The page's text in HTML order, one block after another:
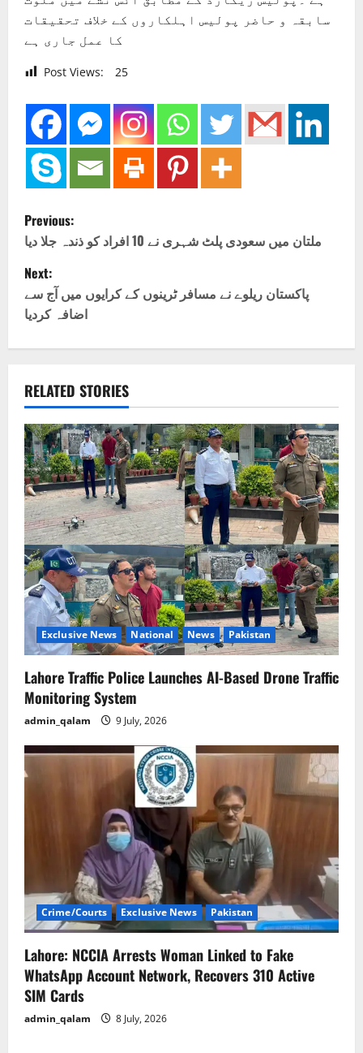
سابقہ و حاضر پولیس اہلکاروں کے خلاف تحقیقات
کا عمل جاری ہے
Post Views: 25
P
o
s
t
n
a
v
i
g
a
t
i
o
n
Previous:
ملتان میں سعودی پلٹ شہری نے 10 افراد کو ذندہ جلا دیا
Next:
پاکستان ریلوے نے مسافر ٹرینوں کے کرایوں میں آج سے
اضافہ کردیا
RELATED STORIES
Exclusive News National News Pakistan
Lahore Traffic Police Launches AI-Based Drone Traffic
Monitoring System
admin_qalam 9 July, 2026
Crime/Courts Exclusive News Pakistan
Lahore: NCCIA Arrests Woman Linked to Fake
WhatsApp Account Network, Recovers 310 Active
SIM Cards
admin_qalam 8 July, 2026